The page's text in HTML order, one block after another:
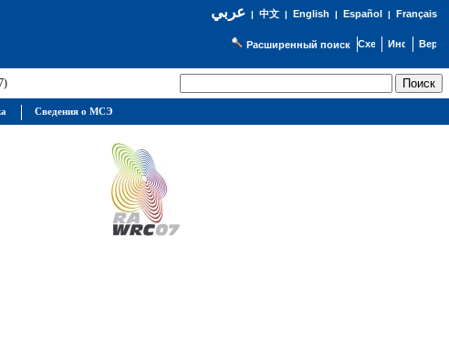
عربي| 中文| English | Español | Français
Расширенный поиск
Сведения о МСЭ